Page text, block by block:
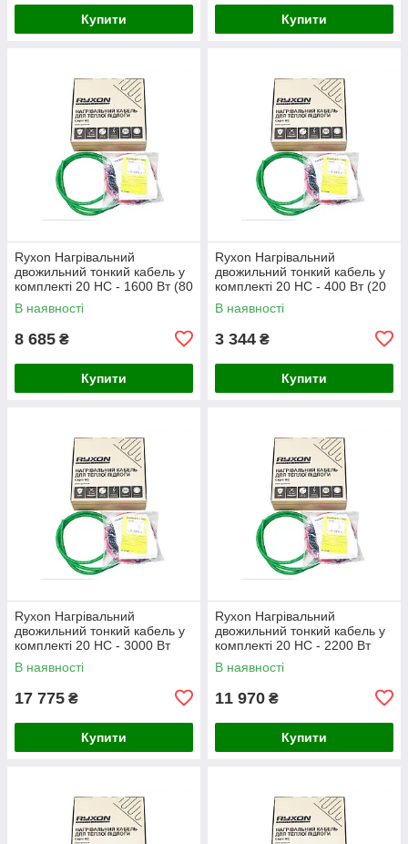
Купити Купити
Ryxon Нагрівальний
двожильний тонкий кабель у
комплекті 20 HC - 1600 Вт (80
м)
В наявності
8 685 ₴
Купити
Ryxon Нагрівальний
двожильний тонкий кабель у
комплекті 20 HC - 400 Вт (20
м)
В наявності
3 344 ₴
Купити
Ryxon Нагрівальний
двожильний тонкий кабель у
комплекті 20 HC - 3000 Вт
(150 м)
В наявності
17 775 ₴
Купити
Ryxon Нагрівальний
двожильний тонкий кабель у
комплекті 20 HC - 2200 Вт
(110 м)
В наявності
11 970 ₴
Купити